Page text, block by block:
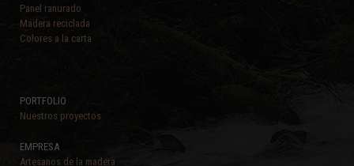
Panel ranurado
Madera reciclada
Colores a la carta
PORTFOLIO
Nuestros proyectos
EMPRESA
Artesanos de la madera